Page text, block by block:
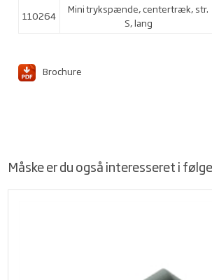
110264
Mini trykspænde, centertræk, str.
S, lang
Brochure
Måske er du også interesseret i